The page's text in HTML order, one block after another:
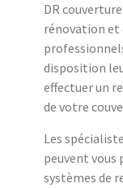
DR
rénovation et
disposition
effectuer un
de votre
Les
peuvent vous
systèmes de